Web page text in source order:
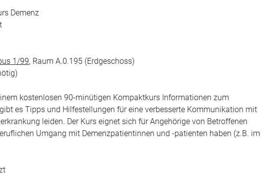
Demenz
1/99, Raum A.0.195 (Erdgeschoss)
kostenlosen 90-minütigen Kompaktkurs Informationen zum
es Tipps und Hilfestellungen für eine verbesserte Kommunikation mit
leiden. Der Kurs eignet sich für Angehörige von Betroffenen
Umgang mit Demenzpatientinnen und -patienten haben (z.B. im